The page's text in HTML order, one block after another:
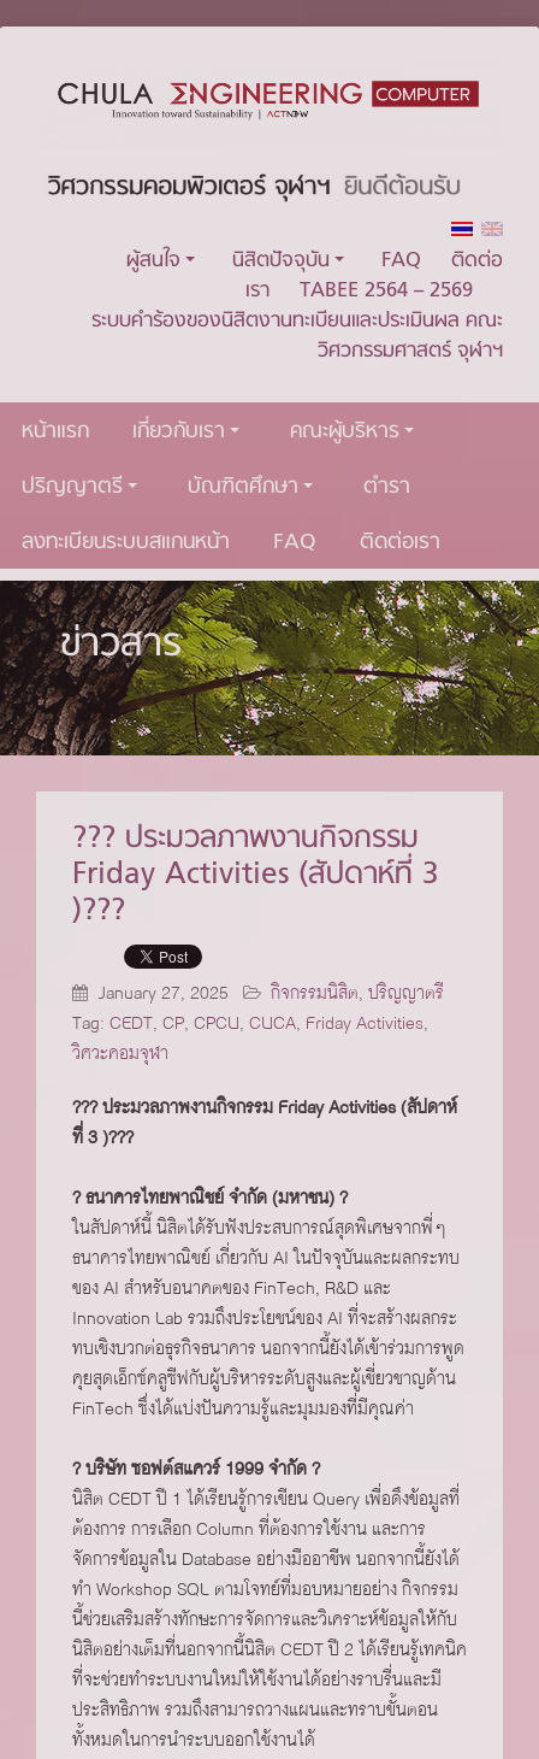
ผู้สนใจ นิสิตปัจจุบัน FAQ
ติดต่อ
เรา
TABEE 2564 – 2569
ระบบคำร้องของนิสิตงานทะเบียนและประเมินผล คณะ
วิศวกรรมศาสตร์ จุฬาฯ
หน้าแรก เกี่ยวกับเรา
คณะผู้บริหาร
ปริญญาตรี
บัณฑิตศึกษา
ตำรา
ลงทะเบียนระบบสแกนหน้า
FAQ ติดต่อเรา
ข่าวสาร
??? ประมวลภาพงานกิจกรรม
Friday Activities (สัปดาห์ที่ 3
)???
January 27, 2025 กิจกรรมนิสิต,ปริญญาตรี
Tag:CEDT,CP,CPCU,CUCA, Friday Activities,
วิศวะคอมจุฬา
??? ประมวลภาพงานกิจกรรม Friday Activities (สัปดาห์
ที่ 3 )???
? ธนาคารไทยพาณิชย์ จำกัด (มหาชน) ?
ในสัปดาห์นี้ นิสิตได้รับฟังประสบการณ์สุดพิเศษจากพี่ๆ
ธนาคารไทยพาณิชย์ เกี่ยวกับ AI ในปัจจุบันและผลกระทบ
ของ AI สำหรับอนาคตของ FinTech, R&D และ
Innovation Lab รวมถึงประโยชน์ของ AI ที่จะสร้างผลกระ
ทบเชิงบวกต่อธุรกิจธนาคาร นอกจากนี้ยังได้เข้าร่วมการพูด
คุยสุดเอ็กซ์คลูซีฟกับผู้บริหารระดับสูงและผู้เชี่ยวชาญด้าน
FinTech ซึ่งได้แบ่งปันความรู้และมุมมองที่มีคุณค่า
? บริษัท ซอฟต์สแควร์ 1999 จำกัด ?
นิสิต CEDT ปี 1 ได้เรียนรู้การเขียน Query เพื่อดึงข้อมูลที่
ต้องการ การเลือก Column ที่ต้องการใช้งาน และการ
จัดการข้อมูลใน Database อย่างมืออาชีพ นอกจากนี้ยังได้
ทำ Workshop SQL ตามโจทย์ที่มอบหมายอย่าง กิจกรรม
นี้ช่วยเสริมสร้างทักษะการจัดการและวิเคราะห์ข้อมูลให้กับ
นิสิตอย่างเต็มที่นอกจากนี้นิสิต CEDT ปี 2 ได้เรียนรู้เทคนิค
ที่จะช่วยทำระบบงานใหม่ให้ใช้งานได้อย่างราบรื่นและมี
ประสิทธิภาพ รวมถึงสามารถวางแผนและทราบขั้นตอน
ทั้งหมดในการนำระบบออกใช้งานได้